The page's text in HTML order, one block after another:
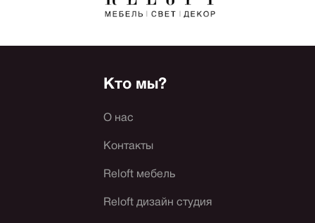
Кто мы?
О нас
Контакты
Reloft мебель
Reloft дизайн студия